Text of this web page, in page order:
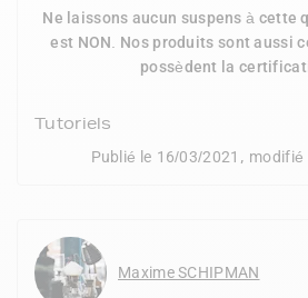
Ne laissons aucun suspens à cette
est NON. Nos produits sont aussi
possèdent la
Tutoriels
Publié le 16/03/2021 , modifié
Maxime SCHIPMAN